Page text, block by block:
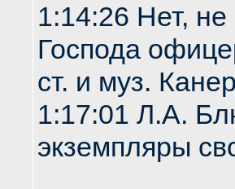
1:14:26 Нет,
Господа
ст. и муз.
1:17:01 Л.А.
экземпляры